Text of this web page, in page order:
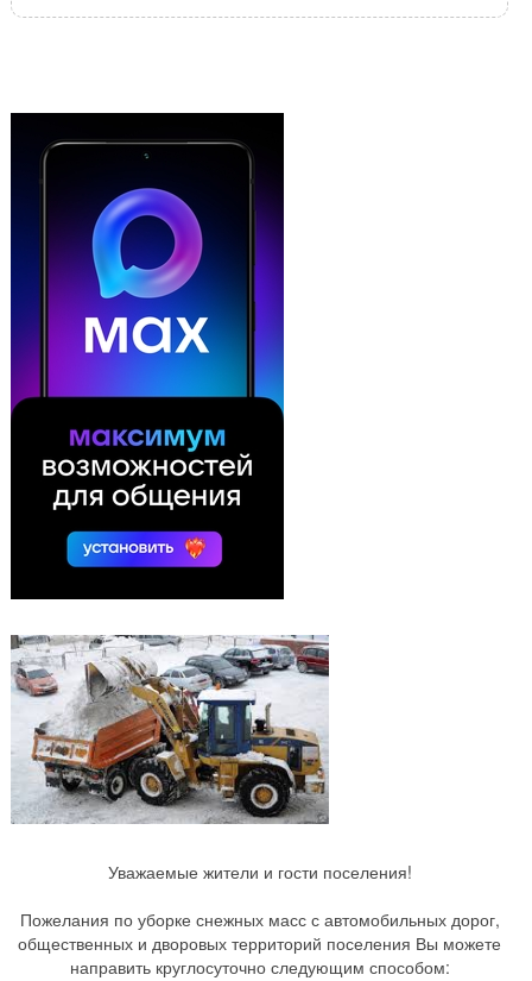
Уважаемые жители и гости поселения!
Пожелания по уборке снежных масс с автомобильных дорог,
общественных и дворовых территорий поселения Вы можете
направить круглосуточно следующим способом: